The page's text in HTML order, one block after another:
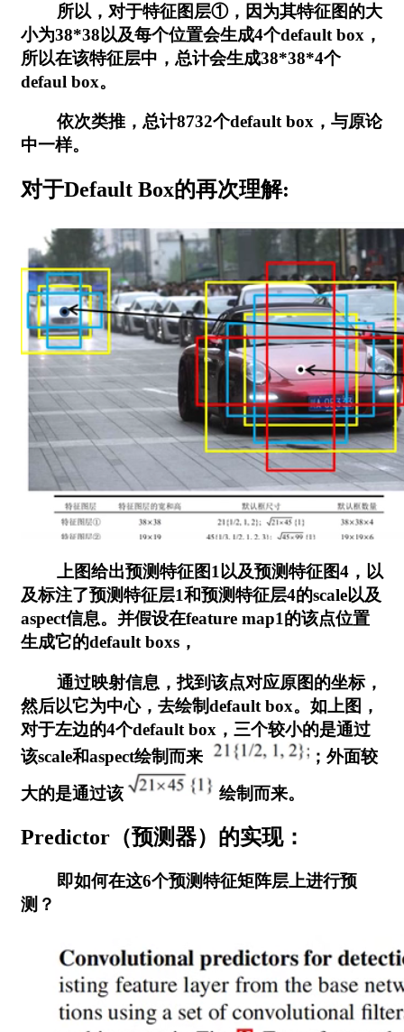
所以，对于特征图层①，因为其特征图的大
小为38*38以及每个位置会生成4个default box，
所以在该特征层中，总计会生成38*38*4个
defaul box。
依次类推，总计8732个default box，与原论
中一样。
对于Default Box的再次理解:
上图给出预测特征图1以及预测特征图4，以
及标注了预测特征层1和预测特征层4的scale以及
aspect信息。并假设在feature map1的该点位置
生成它的default boxs，
通过映射信息，找到该点对应原图的坐标，
然后以它为中心，去绘制default box。如上图，
对于左边的4个default box，三个较小的是通过
该scale和aspect绘制而来
；外面较
大的是通过该
绘制而来。
Predictor（预测器）的实现：
即如何在这6个预测特征矩阵层上进行预
测？